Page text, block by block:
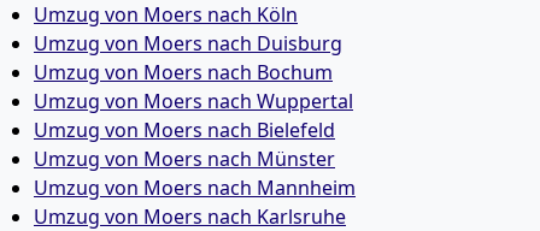
Umzug von Moers nach Köln
Umzug von Moers nach Duisburg
Umzug von Moers nach Bochum
Umzug von Moers nach Wuppertal
Umzug von Moers nach Bielefeld
Umzug von Moers nach Münster
Umzug von Moers nach Mannheim
Umzug von Moers nach Karlsruhe